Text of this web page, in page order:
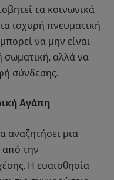
τα κοινωνικά
ισχυρή πνευματική
να μην είναι
σωματική, αλλά να
σύνδεσης.
Αγάπη
αναζητήσει μια
από την
Η ευαισθησία